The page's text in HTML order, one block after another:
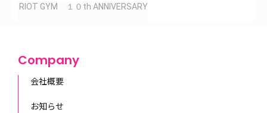
RIOT GYM １０th ANNIVERSARY
Company
会社概要
お知らせ